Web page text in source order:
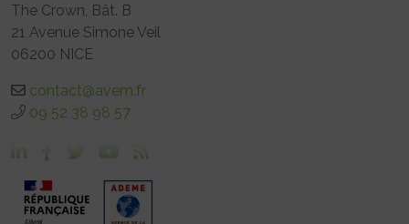
The Crown, Bât. B
21 Avenue Simone Veil
06200 NICE
contact@avem.fr
09 52 38 98 57